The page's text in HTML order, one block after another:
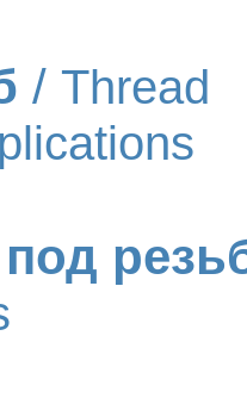
/ Thread